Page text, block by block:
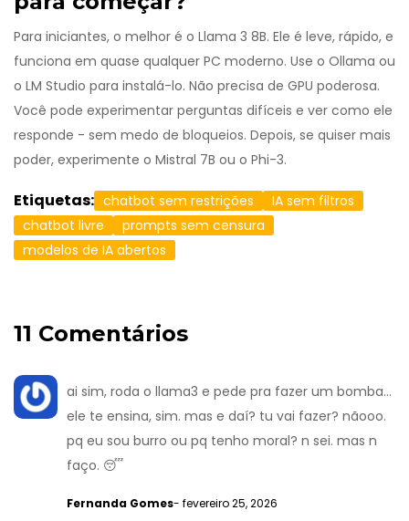
Para iniciantes, o melhor é o Llama 3 8B. Ele é leve, rápido, e
funciona em quase qualquer PC moderno. Use o Ollama ou
o LM Studio para instalá-lo. Não precisa de GPU poderosa.
Você pode experimentar perguntas difíceis e ver como ele
responde - sem medo de bloqueios. Depois, se quiser mais
poder, experimente o Mistral 7B ou o Phi-3.
Etiquetas: chatbot sem restrições
IA sem filtros
chatbot livre
prompts sem censura
modelos de IA abertos
11 Comentários
ai sim, roda o llama3 e pede pra fazer um bomba...
ele te ensina, sim. mas e daí? tu vai fazer? nãooo.
pq eu sou burro ou pq tenho moral? n sei. mas n
faço. 😴
Fernanda Gomes- fevereiro 25, 2026